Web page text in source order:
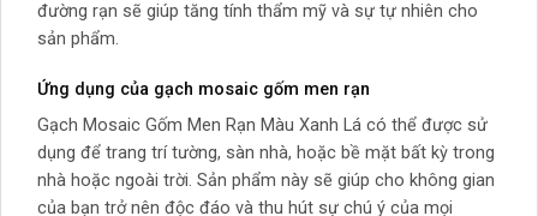
đường rạn sẽ giúp tăng tính thẩm mỹ và sự tự nhiên cho
sản phẩm.
Ứng dụng của gạch mosaic gốm men rạn
Gạch Mosaic Gốm Men Rạn Màu Xanh Lá có thể được sử
dụng để trang trí tường, sàn nhà, hoặc bề mặt bất kỳ trong
nhà hoặc ngoài trời. Sản phẩm này sẽ giúp cho không gian
của bạn trở nên độc đáo và thu hút sự chú ý của mọi